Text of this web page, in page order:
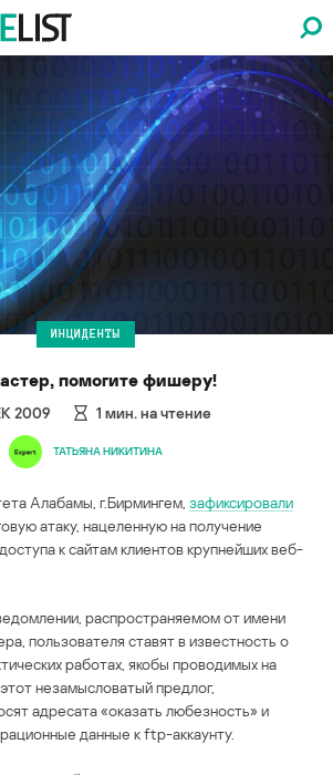
ИНЦИДЕНТЫ
помогите фишеру!
2009 1 мин. на чтение
ТАТЬЯНА НИКИТИНА
Алабамы, г.Бирмингем, зафиксировали
атаку, нацеленную на получение
к сайтам клиентов крупнейших веб-
распространяемом от имени
пользователя ставят в известность о
работах, якобы проводимых на
незамысловатый предлог,
адресата «оказать любезность» и
данные к ftp-аккаунту.